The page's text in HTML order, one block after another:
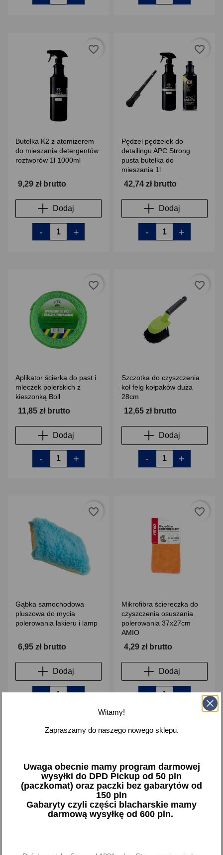
Butelka K2 z atomizerem
do mieszania detergentów
roztworów 1l 1000ml
9,29 zł brutto
Dodaj
- +
favorite_border
Pędzel pędzelek do
detailingu APC Strong
pusta butelka do
mieszania 1l
42,74 zł brutto
Dodaj
- +
favorite_border
Aplikator ścierka do past i
mleczek polerskich z
kieszonką Boll
11,85 zł brutto
Dodaj
- +
favorite_border
Szczotka do czyszczenia
koł felg kołpaków duża
28cm
12,65 zł brutto
Dodaj
- +
favorite_border
Gąbka samochodowa
pluszowa do mycia
polerowania lakieru i lamp
6,95 zł brutto
Dodaj
- +
favorite_border
Mikrofibra ściereczka do
czyszczenia osuszania
polerowania 37x27cm
AMIO
4,29 zł brutto
Dodaj
- +
favorite_border
Witamy!
Zapraszamy do naszego nowego sklepu.
Uwaga obecnie mamy program darmowej
wysyłki do DPD Pickup od 50 pln
(paczkomat) oraz paczki bez gabarytów od
150 pln
Gabaryty czyli części blacharskie mamy
darmową wysyłkę od 600 pln.